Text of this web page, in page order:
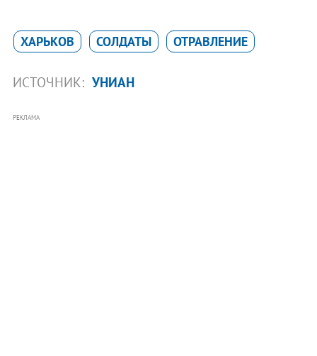
ХАРЬКОВ СОЛДАТЫ ОТРАВЛЕНИЕ
ИСТОЧНИК: УНИАН
РЕКЛАМА